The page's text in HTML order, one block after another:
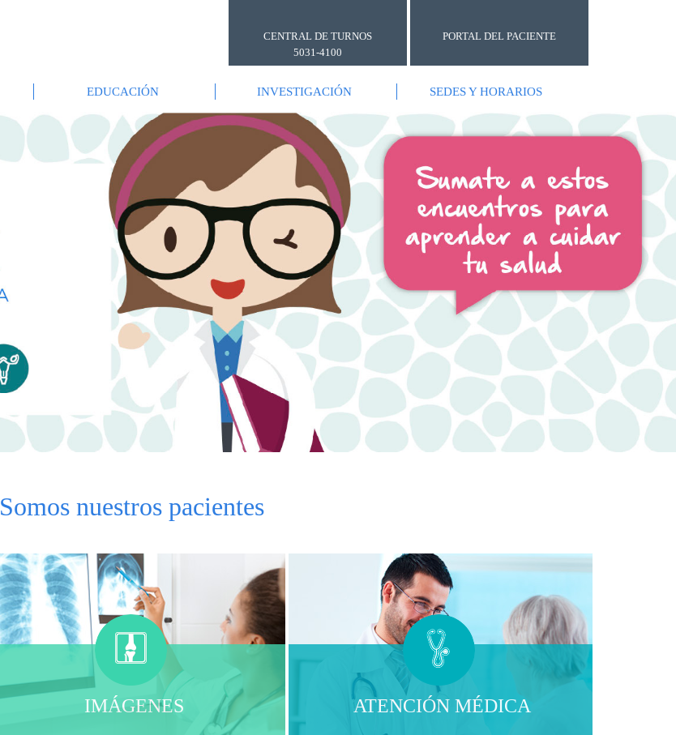
CENTRAL DE TURNOS
5031-4100
PORTAL DEL PACIENTE
EDUCACIÓN INVESTIGACIÓN SEDES Y HORARIOS
Somos nuestros pacientes
IMÁGENES ATENCIÓN MÉDICA